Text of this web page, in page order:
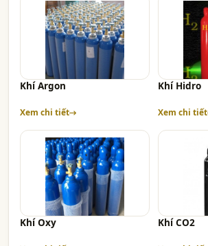
Khí Argon
Xem chi tiết
Khí Hidro
Xem chi tiết
Khí Oxy Khí CO2